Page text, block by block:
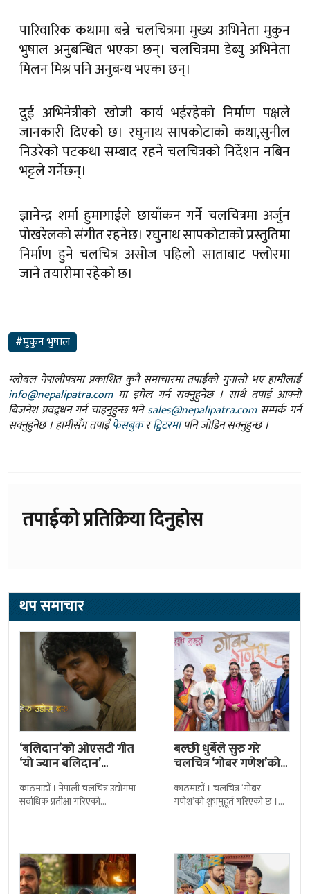
पारिवारिक कथामा बन्ने चलचित्रमा मुख्य अभिनेता मुकुन
भुषाल अनुबन्धित भएका छन्। चलचित्रमा डेब्यु अभिनेता
मिलन मिश्र पनि अनुबन्ध भएका छन्।
दुई अभिनेत्रीको खोजी कार्य भईरहेको निर्माण पक्षले
जानकारी दिएको छ। रघुनाथ सापकोटाको कथा,सुनील
निउरेको पटकथा सम्बाद रहने चलचित्रको निर्देशन नबिन
भट्टले गर्नेछन्।
ज्ञानेन्द्र शर्मा हुमागाईले छायाँकन गर्ने चलचित्रमा अर्जुन
पोखरेलको संगीत रहनेछ। रघुनाथ सापकोटाको प्रस्तुतिमा
निर्माण हुने चलचित्र असोज पहिलो साताबाट फ्लोरमा
जाने तयारीमा रहेको छ।
#मुकुन भुषाल
ग्लोबल नेपालीपत्रमा प्रकाशित कुनै समाचारमा तपाईंको गुनासो भए हामीलाई
info@nepalipatra.comमा इमेल गर्न सक्नुहुनेछ । साथै तपाई आफ्नो
बिजनेश प्रवद्र्धन गर्न चाहनुहुन्छ भनेsales@nepalipatra.comसम्पर्क गर्न
सक्नुहुनेछ । हामीसँग तपाईंफेसबुकरट्विटरमापनि जोडिन सक्नुहुन्छ ।
तपाईको प्रतिक्रिया दिनुहोस
थप समाचार
‘बलिदान’को ओएसटी गीत
‘यो ज्यान बलिदान’
सार्वजनिक, मातृभूमिप्रति
पुत्रको भावनात्मक…
काठमाडौं । नेपाली चलचित्र उद्योगमा
सर्वाधिक प्रतीक्षा गरिएको
बल्छी धुर्बेले सुरु गरे
चलचित्र ‘गोबर गणेश’को
छायांकन
काठमाडौं । चलचित्र ‘गोबर
गणेश’को शुभमुहूर्त गरिएको छ ।